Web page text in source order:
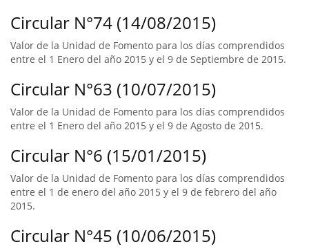
Circular N°74 (14/08/2015)
Valor de la Unidad de Fomento para los días comprendidos
entre el 1 Enero del año 2015 y el 9 de Septiembre de 2015.
Circular N°63 (10/07/2015)
Valor de la Unidad de Fomento para los días comprendidos
entre el 1 Enero del año 2015 y el 9 de Agosto de 2015.
Circular N°6 (15/01/2015)
Valor de la Unidad de Fomento para los días comprendidos
entre el 1 de enero del año 2015 y el 9 de febrero del año
2015.
Circular N°45 (10/06/2015)